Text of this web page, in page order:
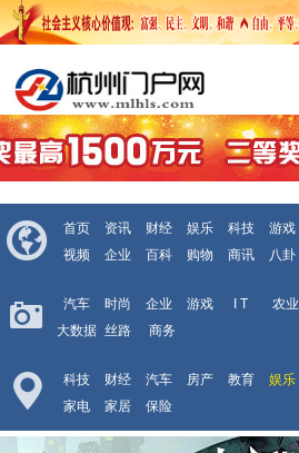
首页 资讯 财经 娱乐 科技 游戏
视频
企业 百科 购物 商讯 八卦
汽车 时尚 企业 游戏 I T 农业
大数据 丝路 商务
科技 财经 汽车 房产 教育 娱乐
家电
家居 保险